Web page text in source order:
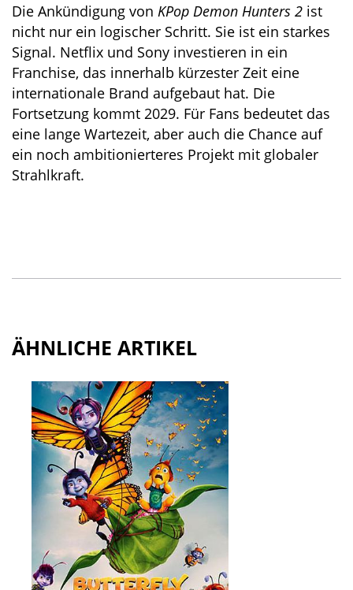
Die Ankündigung von KPop Demon Hunters 2 ist
nicht nur ein logischer Schritt. Sie ist ein starkes
Signal. Netflix und Sony investieren in ein
Franchise, das innerhalb kürzester Zeit eine
internationale Brand aufgebaut hat. Die
Fortsetzung kommt 2029. Für Fans bedeutet das
eine lange Wartezeit, aber auch die Chance auf
ein noch ambitionierteres Projekt mit globaler
Strahlkraft.
ÄHNLICHE ARTIKEL